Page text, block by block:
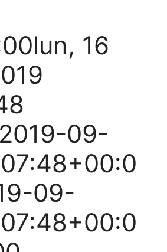
16
09-
09-